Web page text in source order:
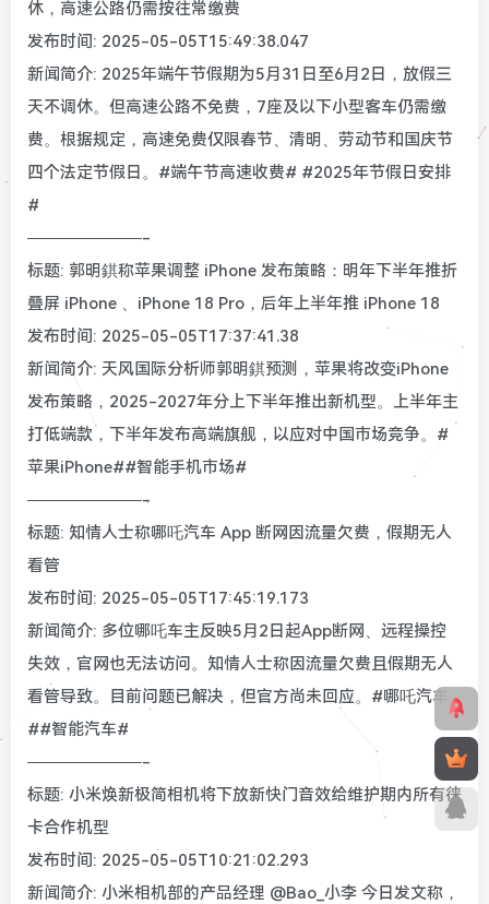
休，高速公路仍需按往常缴费
发布时间: 2025-05-05T15:49:38.047
新闻简介: 2025年端午节假期为5月31日至6月2日，放假三
天不调休。但高速公路不免费，7座及以下小型客车仍需缴
费。根据规定，高速免费仅限春节、清明、劳动节和国庆节
四个法定节假日。#端午节高速收费# #2025年节假日安排
#
———————-
标题: 郭明錤称苹果调整 iPhone 发布策略：明年下半年推折
叠屏 iPhone 、iPhone 18 Pro，后年上半年推 iPhone 18
发布时间: 2025-05-05T17:37:41.38
新闻简介: 天风国际分析师郭明錤预测，苹果将改变iPhone
发布策略，2025-2027年分上下半年推出新机型。上半年主
打低端款，下半年发布高端旗舰，以应对中国市场竞争。#
苹果iPhone##智能手机市场#
———————-
标题: 知情人士称哪吒汽车 App 断网因流量欠费，假期无人
看管
发布时间: 2025-05-05T17:45:19.173
新闻简介: 多位哪吒车主反映5月2日起App断网、远程操控
失效，官网也无法访问。知情人士称因流量欠费且假期无人
看管导致。目前问题已解决，但官方尚未回应。#哪吒汽车
##智能汽车#
———————-
标题: 小米焕新极简相机将下放新快门音效给维护期内所有徕
卡合作机型
发布时间: 2025-05-05T10:21:02.293
新闻简介: 小米相机部的产品经理 @Bao_小李 今日发文称，